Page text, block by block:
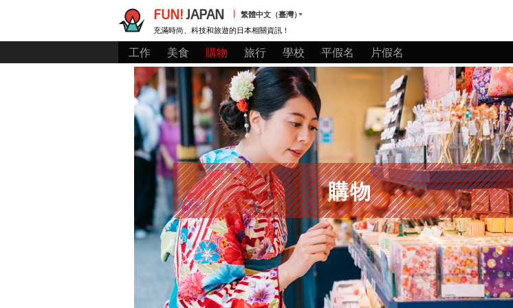
FUN! JAPAN 繁體中文（臺灣）
充滿時尚、科技和旅遊的日本相關資訊！
工作 美食 購物 旅行 學校 平假名 片假名
購物